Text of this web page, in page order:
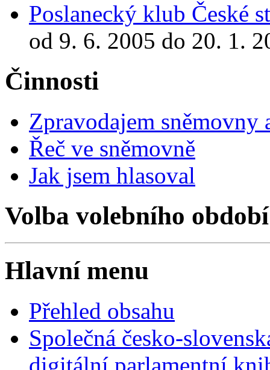
Poslanecký klub České
od 9. 6. 2005 do 20. 1.
Činnosti
Zpravodajem
Řeč ve sněmovně
Jak jsem hlasoval
Volba volebního období
Hlavní menu
Přehled obsahu
Společná česko-
digitální parlamentní